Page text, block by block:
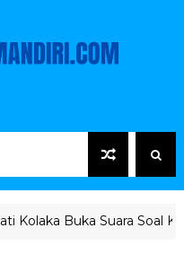
Soal Ketegangan Jalur